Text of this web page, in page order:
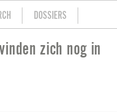
DOSSIERS
zich nog in